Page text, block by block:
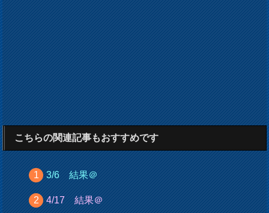
こちらの関連記事もおすすめです
3/6 結果＠
4/17 結果＠